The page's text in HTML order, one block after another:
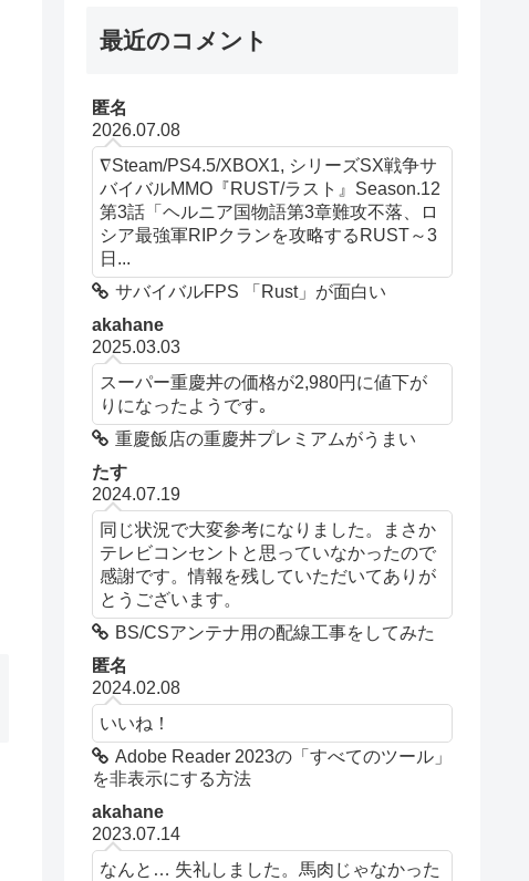
最近のコメント
匿名
2026.07.08
∇Steam/PS4.5/XBOX1, シリーズSX戦争サ
バイバルMMO『RUST/ラスト』Season.12
第3話「ヘルニア国物語第3章難攻不落、ロ
シア最強軍RIPクランを攻略するRUST～3
日...
サバイバルFPS 「Rust」が面白い
akahane
2025.03.03
スーパー重慶丼の価格が2,980円に値下が
りになったようです｡
重慶飯店の重慶丼プレミアムがうまい
たす
2024.07.19
同じ状況で大変参考になりました。まさか
テレビコンセントと思っていなかったので
感謝です。情報を残していただいてありが
とうございます。
BS/CSアンテナ用の配線工事をしてみた
匿名
2024.02.08
いいね！
Adobe Reader 2023の「すべてのツール」
を非表示にする方法
akahane
2023.07.14
なんと… 失礼しました。馬肉じゃなかった